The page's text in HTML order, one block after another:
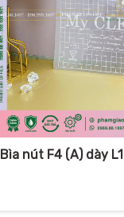
+
Bìa nút F4 (A) dày L1